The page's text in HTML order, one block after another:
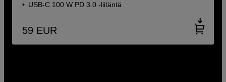
USB-C 100 W PD 3.0 -liitäntä
59 EUR